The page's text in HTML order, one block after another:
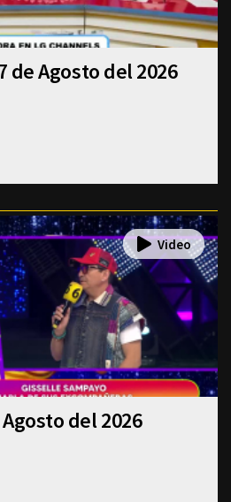
de Agosto del 2026
del 2026